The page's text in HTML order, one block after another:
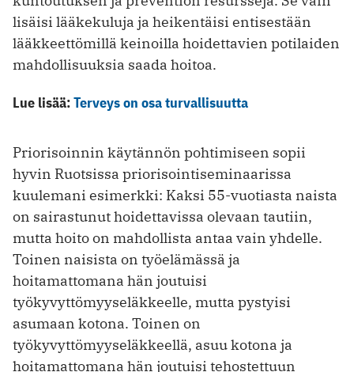
lisäisi lääkekuluja ja heikentäisi entisestään
lääkkeettömillä keinoilla hoidettavien potilaiden
mahdollisuuksia saada hoitoa.
Lue lisää:Terveys on osa turvallisuutta
Priorisoinnin käytännön pohtimiseen sopii
hyvin Ruotsissa priorisointiseminaarissa
kuulemani esimerkki: Kaksi 55-vuotiasta naista
on sairastunut hoidettavissa olevaan tautiin,
mutta hoito on mahdollista antaa vain yhdelle.
Toinen naisista on työelämässä ja
hoitamattomana hän joutuisi
työkyvyttömyyseläkkeelle, mutta pystyisi
asumaan kotona. Toinen on
työkyvyttömyyseläkkeellä, asuu kotona ja
hoitamattomana hän joutuisi tehostettuun